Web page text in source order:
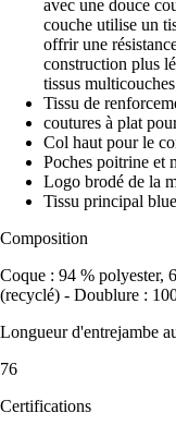
avec une douce
couche utilise un
offrir une
construction plus
tissus
Tissu de
coutures à plat
Col haut pour le
Poches poitrine et
Logo brodé de la
Tissu principal
Composition
Coque : 94 % polyester,
(recyclé) - Doublure :
Longueur d'entrejambe
76
Certifications